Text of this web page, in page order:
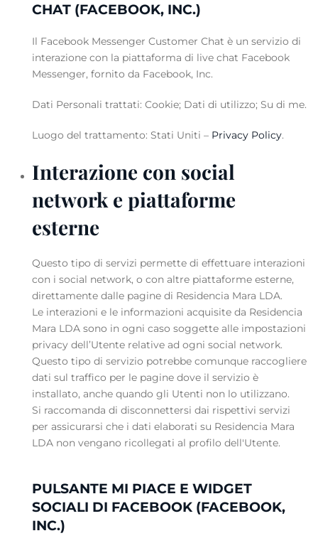
CHAT (FACEBOOK, INC.)
Il Facebook Messenger Customer Chat è un servizio di
interazione con la piattaforma di live chat Facebook
Messenger, fornito da Facebook, Inc.
Dati Personali trattati: Cookie; Dati di utilizzo; Su di me.
Luogo del trattamento: Stati Uniti – Privacy Policy.
Interazione con social
network e piattaforme
esterne
Questo tipo di servizi permette di effettuare interazioni
con i social network, o con altre piattaforme esterne,
direttamente dalle pagine di Residencia Mara LDA.
Le interazioni e le informazioni acquisite da Residencia
Mara LDA sono in ogni caso soggette alle impostazioni
privacy dell’Utente relative ad ogni social network.
Questo tipo di servizio potrebbe comunque raccogliere
dati sul traffico per le pagine dove il servizio è
installato, anche quando gli Utenti non lo utilizzano.
Si raccomanda di disconnettersi dai rispettivi servizi
per assicurarsi che i dati elaborati su Residencia Mara
LDA non vengano ricollegati al profilo dell'Utente.
PULSANTE MI PIACE E WIDGET
SOCIALI DI FACEBOOK (FACEBOOK,
INC.)